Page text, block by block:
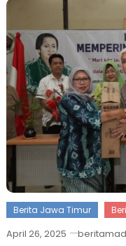
Berita Jawa Timur
April 26, 2025